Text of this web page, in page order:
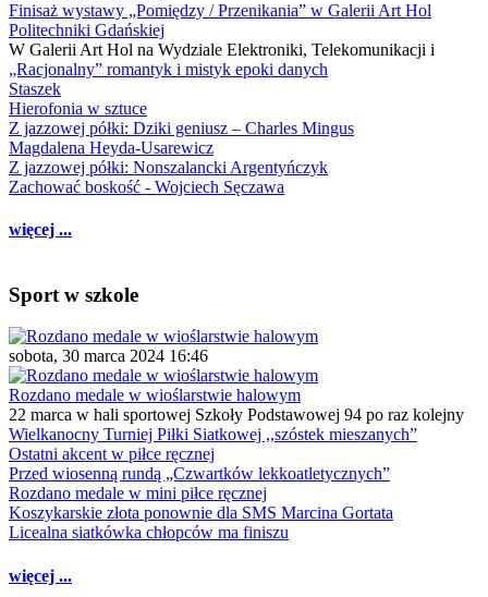
Finisaż wystawy „Pomiędzy / Przenikania” w Galerii Art Hol
Politechniki Gdańskiej
W Galerii Art Hol na Wydziale Elektroniki, Telekomunikacji i
„Racjonalny” romantyk i mistyk epoki danych
Staszek
Hierofonia w sztuce
Z jazzowej półki: Dziki geniusz – Charles Mingus
Magdalena Heyda-Usarewicz
Z jazzowej półki: Nonszalancki Argentyńczyk
Zachować boskość - Wojciech Sęczawa
więcej ...
Sport w szkole
sobota, 30 marca 2024 16:46
Rozdano medale w wioślarstwie halowym
22 marca w hali sportowej Szkoły Podstawowej 94 po raz kolejny
Wielkanocny Turniej Piłki Siatkowej ,,szóstek mieszanych”
Ostatni akcent w piłce ręcznej
Przed wiosenną rundą „Czwartków lekkoatletycznych”
Rozdano medale w mini piłce ręcznej
Koszykarskie złota ponownie dla SMS Marcina Gortata
Licealna siatkówka chłopców ma finiszu
więcej ...